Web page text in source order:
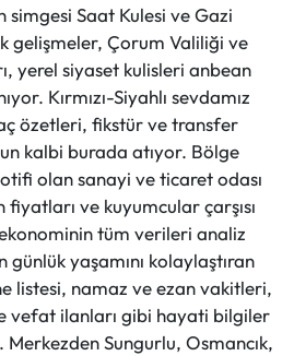
simgesi Saat Kulesi ve Gazi
gelişmeler, Çorum Valiliği ve
yerel siyaset kulisleri anbean
Kırmızı-Siyahlı sevdamız
özetleri, fikstür ve transfer
kalbi burada atıyor. Bölge
olan sanayi ve ticaret odası
ve kuyumcular çarşısı
tüm verileri analiz
günlük yaşamını kolaylaştıran
listesi, namaz ve ezan vakitleri,
vefat ilanları gibi hayati bilgiler
Sungurlu, Osmancık,